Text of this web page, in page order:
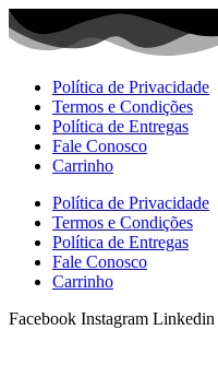
Ir
para
Política de Privacidade
Termos e Condições
Política de Entregas
Fale Conosco
Carrinho
Política de Privacidade
Termos e Condições
Política de Entregas
Fale Conosco
Carrinho
Facebook Instagram Linkedin